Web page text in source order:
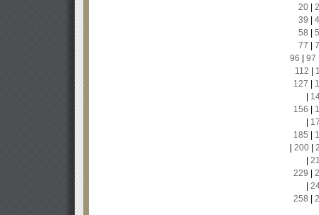
20|
39
58
77
96
97
112
127
156
185
200|
229
258